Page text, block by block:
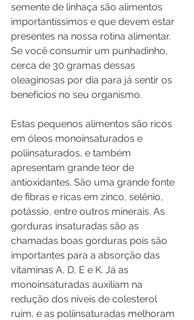
semente de linhaça são alimentos
importantíssimos e que devem estar
presentes na nossa rotina alimentar.
Se você consumir um punhadinho,
cerca de 30 gramas dessas
oleaginosas por dia para já sentir os
benefícios no seu organismo.
Estas pequenos alimentos são ricos
em óleos monoinsaturados e
poliinsaturados, e também
apresentam grande teor de
antioxidantes. São uma grande fonte
de fibras e ricas em zinco, selênio,
potássio, entre outros minerais. As
gorduras insaturadas são as
chamadas boas gorduras pois são
importantes para a absorção das
vitaminas A, D, E e K. Já as
monoinsaturadas auxiliam na
redução dos níveis de colesterol
ruim, e as poliinsaturadas melhoram